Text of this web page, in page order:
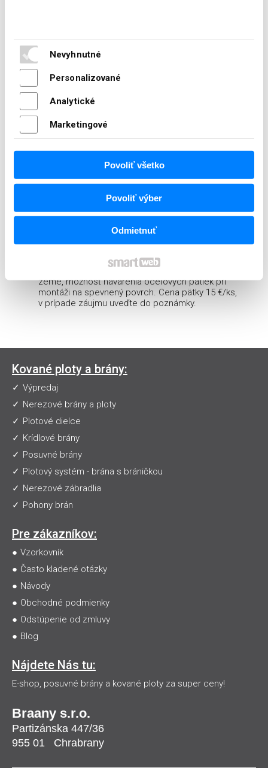
Vzorkovník farieb RAL
Súbor na stiahnutie
otvárania brány a bránky
Nosné stĺpy sú pripravené na zapustenie do
zeme, možnosť navarenia oceľových pätiek pri
montáži na spevnený povrch. Cena pätky 15 €/ks,
v prípade záujmu uveďte do poznámky.
Nevyhnutné
Personalizované
Analytické
Marketingové
Odmietnuť
Povoliť výber
Povoliť všetko
Kované ploty a brány:
Výpredaj
Nerezové brány a ploty
Plotové dielce
Krídlové brány
Posuvné brány
Plotový systém - brána s bráničkou
Nerezové zábradlia
Pohony brán
Pre zákazníkov:
Vzorkovník
Často kladené otázky
Návody
Obchodné podmienky
Odstúpenie od zmluvy
Blog
Nájdete Nás tu:
E-shop, posuvné brány a kované ploty za super ceny!
Braany s.r.o.
Partizánska 447/36
955 01 Chrabrany